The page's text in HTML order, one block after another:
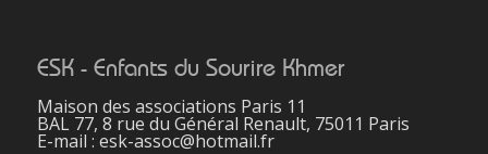
ESK - Enfants du Sourire Khmer
Maison des associations Paris 11
BAL 77, 8 rue du Général Renault, 75011 Paris
E-mail : esk-assoc@hotmail.fr